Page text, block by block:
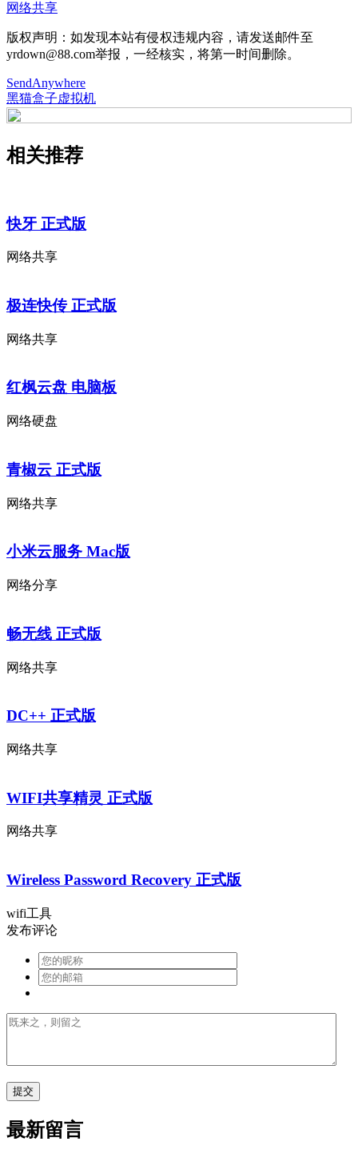
网络共享
版权声明：如发现本站有侵权违规内容，请发送邮件至
yrdown@88.com举报，一经核实，将第一时间删除。
SendAnywhere
黑猫盒子虚拟机
相关推荐
快牙 正式版
网络共享
极连快传 正式版
网络共享
红枫云盘 电脑板
网络硬盘
青椒云 正式版
网络共享
小米云服务 Mac版
网络分享
畅无线 正式版
网络共享
DC++ 正式版
网络共享
WIFI共享精灵 正式版
网络共享
Wireless Password Recovery 正式版
wifi工具
发布评论
最新留言